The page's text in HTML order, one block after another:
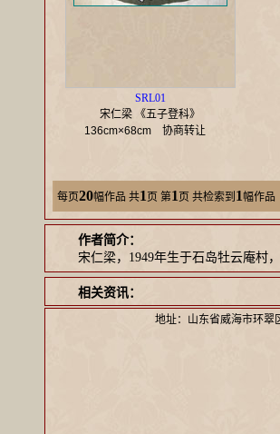
SRL01
宋仁梁 《五子登科》
136cm×68cm协商转让
每页20幅作品 共1 页 第1 页 共检索到 1幅作品
作者简介：
宋仁梁，1949年生于石岛牡云庵村
相关资讯：
地址：山东省威海市环翠